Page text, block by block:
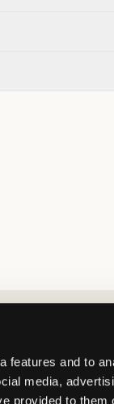
features and to
media,
provided to them